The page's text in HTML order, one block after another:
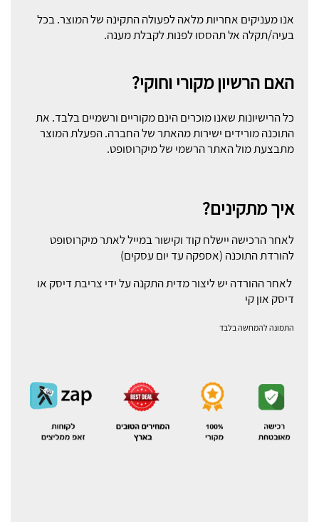
אנו מעניקים אחריות מלאה לפעולה התקינה של המוצר. בכל
בעיה/תקלה אל תהססו לפנות לקבלת מענה.
האם הרשיון מקורי וחוקי?
כל הרישיונות שאנו מוכרים הינם מקוריים ורשמיים בלבד. את
התוכנה מורידים ישירות מהאתר של החברה. הפעלת המוצר
מתבצעת מול האתר הרשמי של מיקרוסופט.
איך מתקינים?
לאחר הרכישה יישלח קוד וקישור במייל לאתר מיקרוסופט
להורדת התוכנה (אספקה עד יום עסקים)
לאחר ההורדה יש ליצור מדית התקנה על ידי צריבת דיסק או
דיסק און קי
התמונה להמחשה בלבד